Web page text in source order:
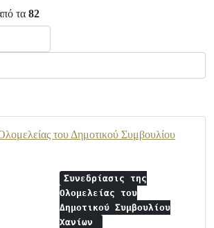
τα 82
του Δημοτικού Συμβουλίου
Συνεδρίασις της
Ολομελείας του
Δημοτικού Συμβουλίου
Χανίων